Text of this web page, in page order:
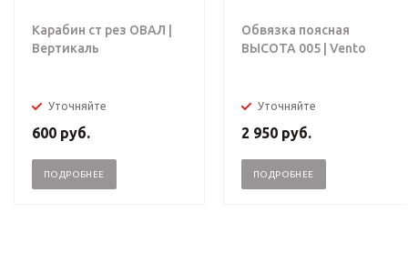
Карабин ст рез ОВАЛ |
Вертикаль
Уточняйте
600 руб.
ПОДРОБНЕЕ
Обвязка поясная
ВЫСОТА 005 | Vento
Уточняйте
2 950 руб.
ПОДРОБНЕЕ